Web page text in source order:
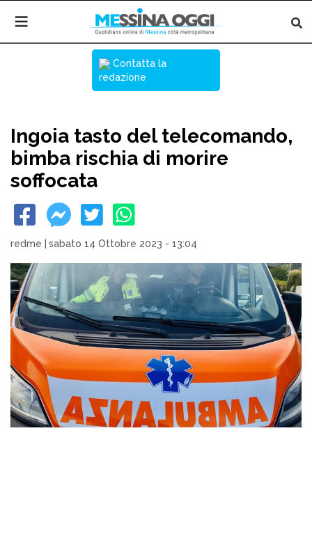
Contatta la
redazione
Ingoia tasto del telecomando,
bimba rischia di morire
soffocata
redme sabato 14 Ottobre 2023 - 13:04